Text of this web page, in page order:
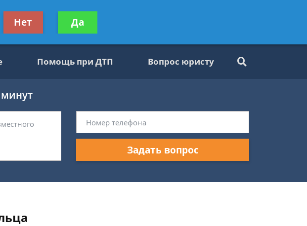
Получите консультацию
бесплатно
Помощь при ДТП Вопрос юристу
минут
Задать вопрос
Нет Да